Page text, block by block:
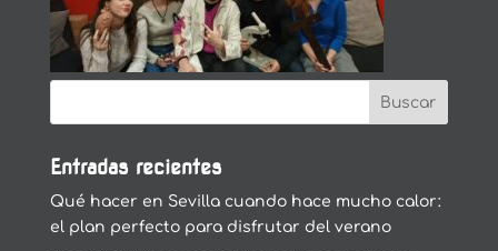
Entradas recientes
Qué hacer en Sevilla cuando hace mucho calor:
el plan perfecto para disfrutar del verano